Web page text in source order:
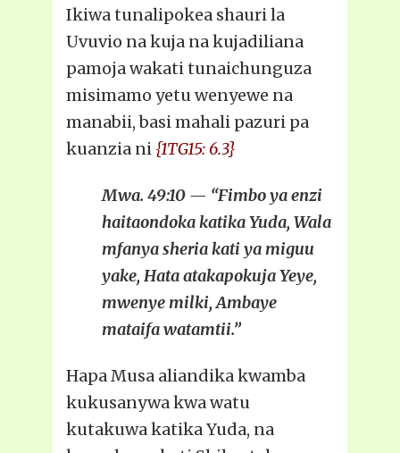
Ikiwa tunalipokea shauri la
Uvuvio na kuja na kujadiliana
pamoja wakati tunaichunguza
misimamo yetu wenyewe na
manabii, basi mahali pazuri pa
kuanzia ni {1TG15: 6.3}
Mwa. 49:10 — “Fimbo ya enzi
haitaondoka katika Yuda, Wala
mfanya sheria kati ya miguu
yake, Hata atakapokuja Yeye,
mwenye milki, Ambaye
mataifa watamtii.”
Hapa Musa aliandika kwamba
kukusanywa kwa watu
kutakuwa katika Yuda, na